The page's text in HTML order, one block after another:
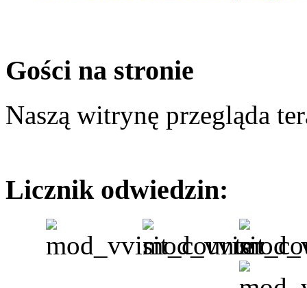
Gości na stronie
Naszą witrynę przegląda
Licznik odwiedzin: